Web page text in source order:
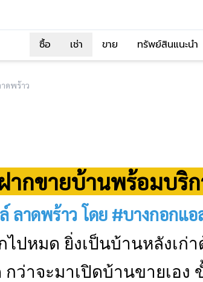
ซื้อ
เช่า ขาย ทรัพย์สินแนะนำ
ดพร้าว
ากขายบ้านพร้อมบริ
ลาดพร้าว โดย #บางกอกแอ
ไปหมด ยิ่งเป็นบ้านหลังเ
ว่าจะมาเปิดบ้านขายเอ